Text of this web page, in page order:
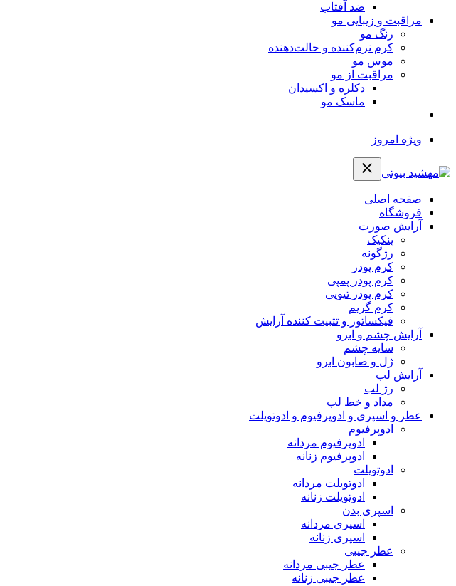
ضد آفتاب
مراقبت و زیبایی مو
رنگ مو
کرم نرم‌کننده و حالت‌دهنده
موس مو
مراقبت از مو
دکلره و اکسیدان
ماسک مو
ویژه امروز
صفحه اصلی
فروشگاه
آرایش صورت
پنکیک
رژگونه
کرم پودر
کرم پودر پمپی
کرم پودر تیوپی
کرم گریم
فیکساتور و تثبیت کننده آرایش
آرایش چشم و ابرو
سایه چشم
ژل و صابون ابرو
آرایش لب
رژ لب
مداد و خط لب
عطر و اسپری و ادوپرفیوم و ادوتویلت
ادوپرفیوم
ادوپرفیوم مردانه
ادوپرفیوم زنانه
ادوتویلت
ادوتویلت مردانه
ادوتویلت زنانه
اسپری بدن
اسپری مردانه
اسپری زنانه
عطر جیبی
عطر جیبی مردانه
عطر جیبی زنانه